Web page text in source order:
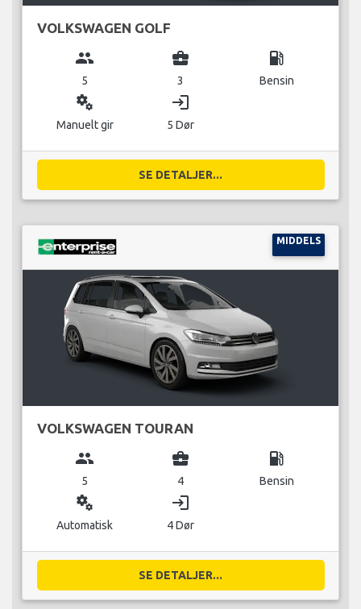
VOLKSWAGEN GOLF
group
5
business_center
3
local_gas_station
Bensin
miscellaneous_services
Manuelt gir
login
5 Dør
SE DETALJER...
MIDDELS
VOLKSWAGEN TOURAN
group
5
business_center
4
local_gas_station
Bensin
miscellaneous_services
Automatisk
login
4 Dør
SE DETALJER...